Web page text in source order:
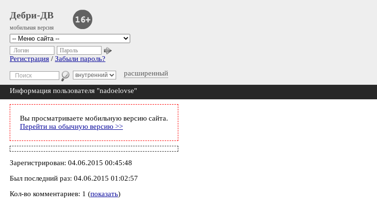
Дебри-ДВ
мобильная версия
расширенный
Логин Пароль
Регистрация / Забыли пароль?
Информация пользователя "nadoelovse"
Вы просматриваете мобильную версию сайта.
Перейти на обычную версию >>
Зарегистрирован: 04.06.2015 00:45:48
Был последний раз: 04.06.2015 01:02:57
Кол-во комментариев: 1 (показать)